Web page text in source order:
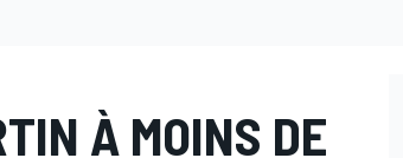
À MOINS DE